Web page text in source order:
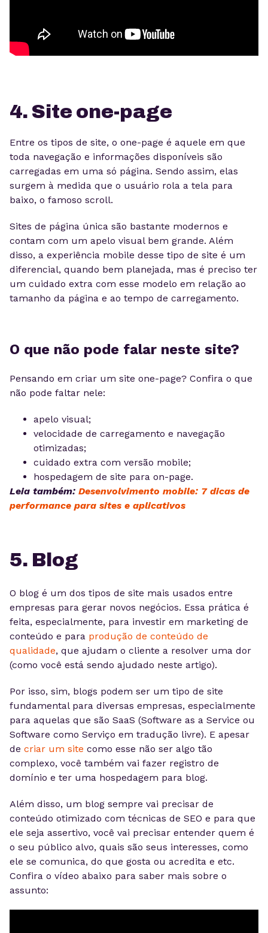
4. Site one-page
Entre os tipos de site, o one-page é aquele em que
toda navegação e informações disponíveis são
carregadas em uma só página. Sendo assim, elas
surgem à medida que o usuário rola a tela para
baixo, o famoso scroll.
Sites de página única são bastante modernos e
contam com um apelo visual bem grande. Além
disso, a experiência mobile desse tipo de site é um
diferencial, quando bem planejada, mas é preciso ter
um cuidado extra com esse modelo em relação ao
tamanho da página e ao tempo de carregamento.
O que não pode falar neste site?
Pensando em criar um site one-page? Confira o que
não pode faltar nele:
apelo visual;
velocidade de carregamento e navegação
otimizadas;
cuidado extra com versão mobile;
hospedagem de site para on-page.
Leia também: Desenvolvimento mobile: 7 dicas de
performance para sites e aplicativos
5. Blog
O blog é um dos tipos de site mais usados entre
empresas para gerar novos negócios. Essa prática é
feita, especialmente, para investir em marketing de
conteúdo e para produção de conteúdo de
qualidade, que ajudam o cliente a resolver uma dor
(como você está sendo ajudado neste artigo).
Por isso, sim, blogs podem ser um tipo de site
fundamental para diversas empresas, especialmente
para aquelas que são SaaS (Software as a Service ou
Software como Serviço em tradução livre). E apesar
de criar um site como esse não ser algo tão
complexo, você também vai fazer registro de
domínio e ter uma hospedagem para blog.
Além disso, um blog sempre vai precisar de
conteúdo otimizado com técnicas de SEO e para que
ele seja assertivo, você vai precisar entender quem é
o seu público alvo, quais são seus interesses, como
ele se comunica, do que gosta ou acredita e etc.
Confira o vídeo abaixo para saber mais sobre o
assunto: